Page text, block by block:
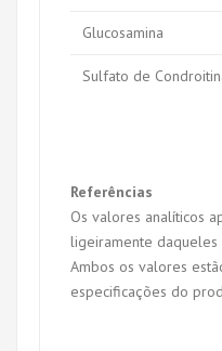
Glucosamina
Sulfato de
Referências
Os valores analíticos
ligeiramente daqueles
Ambos os valores
especificações do